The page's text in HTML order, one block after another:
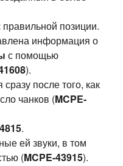
позиции.
информация о
с помощью
).
после того, как
чанков (MCPE-
.
ей звуки, в том
(MCPE-43915).